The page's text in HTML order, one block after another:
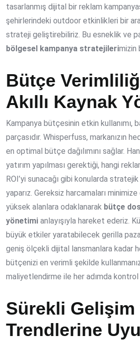
tasarlanmış dijital bir reklam
şehirlerindeki outdoor etkinlikleri bir
strateji geliştirebiliriz. Bu esneklik ve
bölgesel kampanya stratejilerimizin
Bütçe
Akıllı Kaynak
Kampanya bütçesinin etkin kullanımı,
parçasıdır. Whisperfuss, markanızın
en optimal bütçe dağılımını sağlar.
yatırım yapılması gerektiği, hangi
ROI’yi sunacağı gibi konularda
yaparız. Gereksiz harcamaları
yüksek alanlara odaklanarak bütçe
yönetimi anlayışıyla hareket ederiz.
büyük etkiler yaratabilecek gerilla
geniş ölçekli dijital lansmanlara kadar
bütçenizi en verimli şekilde
maliyetlendirme ile her adımda kontrol
Sürekli Gelişim
Trendlerine